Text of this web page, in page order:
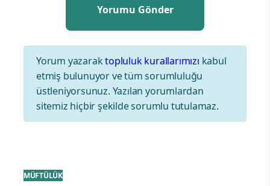
Yorum yazaraktopluluk kurallarımızı kabul
etmiş bulunuyor ve tüm sorumluluğu
üstleniyorsunuz. Yazılan yorumlardan
sitemiz hiçbir şekilde sorumlu tutulamaz.
MÜFTÜLÜK